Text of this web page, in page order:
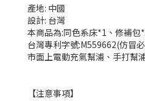
產地: 中國
設計: 台灣
本商品為:同色系床*1、修補包
台灣專利字號:M559662(仿冒
市面上電動充氣幫浦、手打幫
【注意事項】